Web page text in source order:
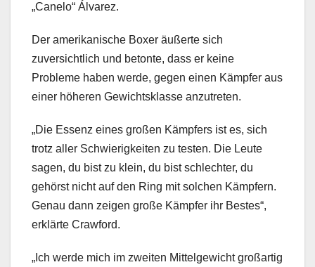
„Canelo“ Álvarez.
Der amerikanische Boxer äußerte sich
zuversichtlich und betonte, dass er keine
Probleme haben werde, gegen einen Kämpfer aus
einer höheren Gewichtsklasse anzutreten.
„Die Essenz eines großen Kämpfers ist es, sich
trotz aller Schwierigkeiten zu testen. Die Leute
sagen, du bist zu klein, du bist schlechter, du
gehörst nicht auf den Ring mit solchen Kämpfern.
Genau dann zeigen große Kämpfer ihr Bestes“,
erklärte Crawford.
„Ich werde mich im zweiten Mittelgewicht großartig